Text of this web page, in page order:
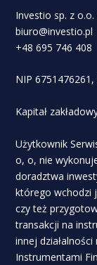
Investio sp. z
biuro@investio.pl
+48 695 746 408
NIP 6751476261,
Kapitał
Użytkownik
o, o, nie
doradztwa
którego wchodzi
czy też
transakcji na
innej
Instrumentami